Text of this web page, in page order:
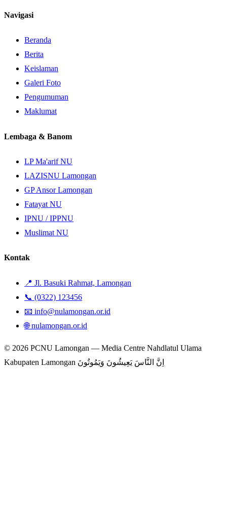
Navigasi
Beranda
Berita
Keislaman
Galeri Foto
Pengumuman
Maklumat
Lembaga & Banom
LP Ma'arif NU
LAZISNU Lamongan
GP Ansor Lamongan
Fatayat NU
IPNU / IPPNU
Muslimat NU
Kontak
📍 Jl. Basuki Rahmat, Lamongan
📞 (0322) 123456
📧 info@nulamongan.or.id
🌐 nulamongan.or.id
© 2026 PCNU Lamongan — Media Centre Nahdlatul Ulama
Kabupaten Lamongan اِنَّ النَّاسَ يَعِيشُونَ وَيَمُوتُونَ